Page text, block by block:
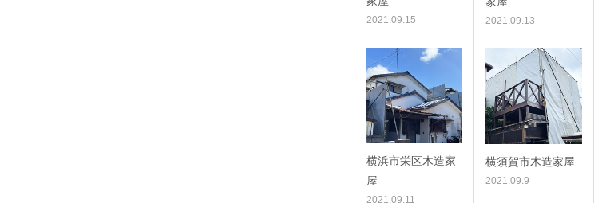
2021.09.15 2021.09.13
横浜市栄区木造家
屋
2021.09.11
横須賀市木造家屋
2021.09.9